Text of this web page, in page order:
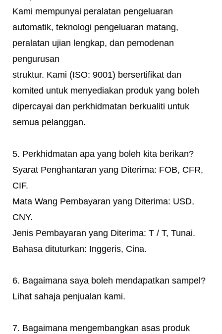
Kami mempunyai peralatan pengeluaran
automatik, teknologi pengeluaran matang,
peralatan ujian lengkap, dan pemodenan
pengurusan
struktur. Kami (ISO: 9001) bersertifikat dan
komited untuk menyediakan produk yang boleh
dipercayai dan perkhidmatan berkualiti untuk
semua pelanggan.
5. Perkhidmatan apa yang boleh kita berikan?
Syarat Penghantaran yang Diterima: FOB, CFR,
CIF.
Mata Wang Pembayaran yang Diterima: USD,
CNY.
Jenis Pembayaran yang Diterima: T / T, Tunai.
Bahasa dituturkan: Inggeris, Cina.
6. Bagaimana saya boleh mendapatkan sampel?
Lihat sahaja penjualan kami.
7. Bagaimana mengembangkan asas produk